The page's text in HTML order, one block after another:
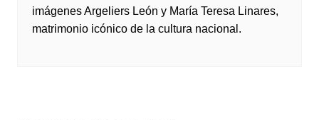
imágenes Argeliers León y María Teresa Linares,
matrimonio icónico de la cultura nacional.